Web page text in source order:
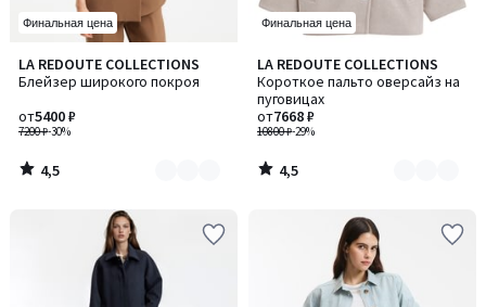
Финальная цена
LA REDOUTE COLLECTIONS
Блейзер широкого покроя
7200 ₽-30%
от5400 ₽
4,5
/ 5
Количество
цветов:
4,5
/
Финальная цена
LA REDOUTE COLLECTIONS
Короткое пальто оверсайз на
пуговицах
10800 ₽-29%
от7668 ₽
4,5
/ 5
Количество
цветов:
2
4,5
/